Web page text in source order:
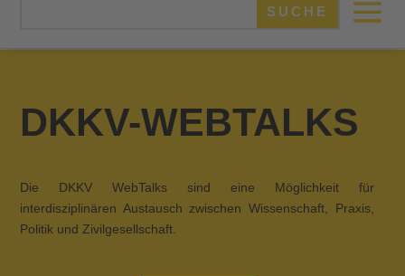
DKKV-WEBTALKS
Die DKKV WebTalks sind eine Möglichkeit für
interdisziplinären Austausch zwischen Wissenschaft, Praxis,
Politik und Zivilgesellschaft.